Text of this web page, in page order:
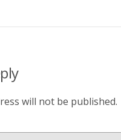
will not be published.